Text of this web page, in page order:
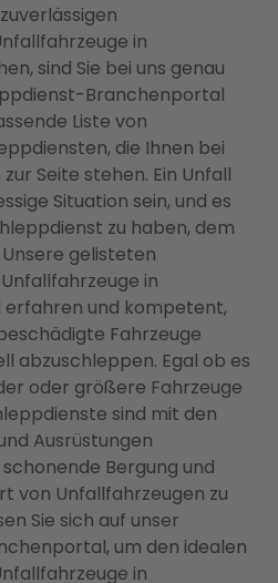
in
sind Sie bei uns genau
Branchenportal
Liste von
die Ihnen bei
Seite stehen. Ein Unfall
Situation sein, und es
zu haben, dem
gelisteten
in
erfahren und kompetent,
Fahrzeuge
abzuschleppen. Egal ob es
oder größere Fahrzeuge
sind mit den
Ausrüstungen
Bergung und
von Unfallfahrzeugen zu
Sie sich auf unser
um den idealen
in